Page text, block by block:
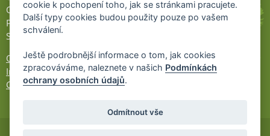
Otevřeno:
Po-Pá 9-17
So 9-11:30
Ochrana osobních údajů
Informace UKZÚZ
Cookies
cookie k pochopení toho, jak se stránkami pracujete.
Další typy cookies budou použity pouze po vašem
schválení.
Ještě podrobnější informace o tom, jak cookies
zpracováváme, naleznete v našich Podmínkách
ochrany osobních údajů.
Odmítnout vše